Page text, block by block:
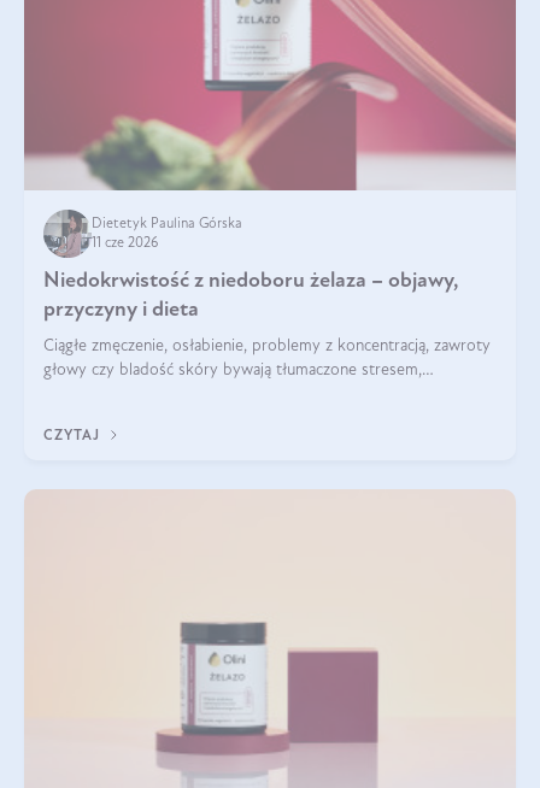
Dietetyk Paulina Górska
11 cze 2026
Niedokrwistość z niedoboru żelaza – objawy,
przyczyny i dieta
Ciągłe zmęczenie, osłabienie, problemy z koncentracją, zawroty
głowy czy bladość skóry bywają tłumaczone stresem,
CZYTAJ